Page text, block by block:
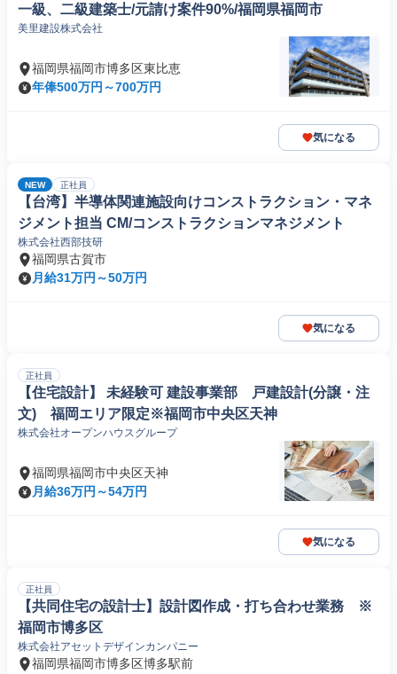
一級、二級建築士/元請け案件90%/福岡県福岡市
美里建設株式会社
福岡県福岡市博多区東比恵
年俸500万円～700万円
気になる
NEW 正社員
【台湾】半導体関連施設向けコンストラクション・マネ
ジメント担当 CM/コンストラクションマネジメント
株式会社西部技研
福岡県古賀市
月給31万円～50万円
気になる
正社員
【住宅設計】 未経験可 建設事業部 戸建設計(分譲・注
文) 福岡エリア限定※福岡市中央区天神
株式会社オープンハウスグループ
福岡県福岡市中央区天神
月給36万円～54万円
気になる
正社員
【共同住宅の設計士】設計図作成・打ち合わせ業務 ※
福岡市博多区
株式会社アセットデザインカンパニー
福岡県福岡市博多区博多駅前